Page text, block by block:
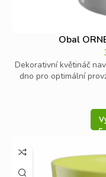
Obal
Dekorativní květináč
dno pro optimální